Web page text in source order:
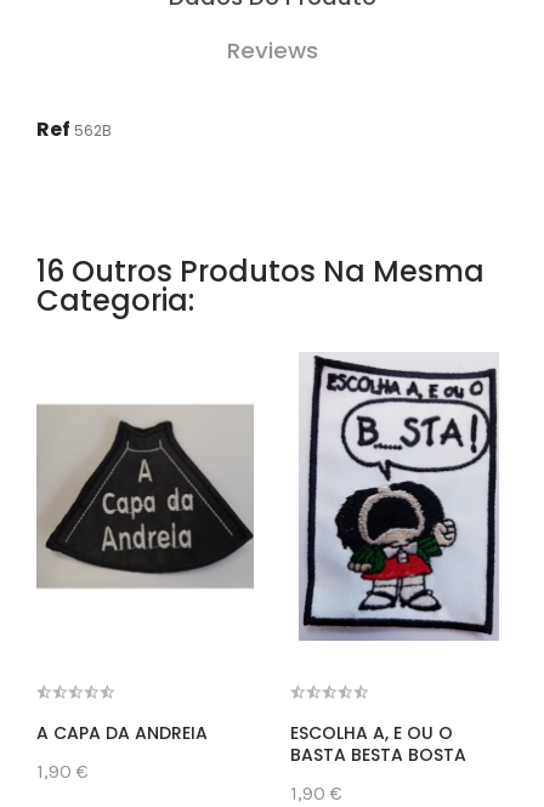
Reviews
Ref 562B
16 Outros Produtos Na Mesma
Categoria:
A CAPA DA ANDREIA
1,90 €
ESCOLHA A, E OU O
BASTA BESTA BOSTA
1,90 €